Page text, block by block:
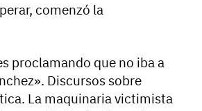
comenzó la
proclamando que no iba a
Discursos sobre
La maquinaria victimista